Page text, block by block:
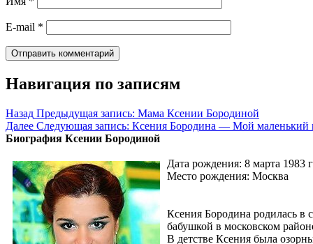
E-mail *
Навигация по записям
Назад Предыдущая запись: Мама Ксении Бородиной
Далее Следующая запись: Ксения Бородина — Мой маленький
Биография Ксении Бородиной
Дата рождения: 8 марта 1983
Место рождения: Москва
Ксения Бородина родилась в
бабушкой в московском
В детстве Ксения была